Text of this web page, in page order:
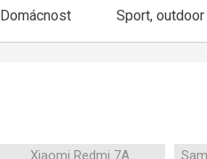
Domácnost Sport, outdoor
Xiaomi Redmi 7A